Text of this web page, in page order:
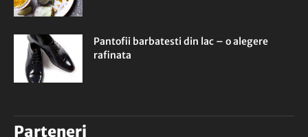
Pantofii barbatesti din lac – o alegere
rafinata
Parteneri